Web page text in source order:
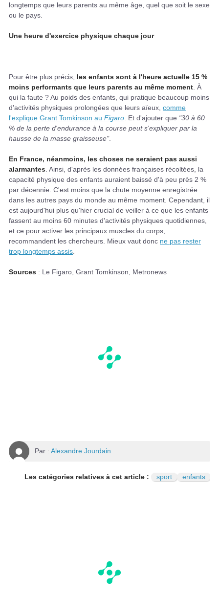
longtemps que leurs parents au même âge, quel que soit le sexe
ou le pays.
Une heure d'exercice physique chaque jour
Pour être plus précis, les enfants sont à l'heure actuelle 15 %
moins performants que leurs parents au même moment . À
qui la faute ? Au poids des enfants, qui pratique beaucoup moins
d'activités physiques prolongées que leurs aïeux, comme
l'explique Grant Tomkinson au Figaro . Et d'ajouter que "30 à 60
% de la perte d'endurance à la course peut s'expliquer par la
hausse de la masse graisseuse".
En France, néanmoins, les choses ne seraient pas aussi
alarmantes . Ainsi, d'après les données françaises récoltées, la
capacité physique des enfants auraient baissé d'à peu près 2 %
par décennie. C'est moins que la chute moyenne enregistrée
dans les autres pays du monde au même moment. Cependant, il
est aujourd'hui plus qu'hier crucial de veiller à ce que les enfants
fassent au moins 60 minutes d'activités physiques quotidiennes,
et ce pour activer les principaux muscles du corps,
recommandent les chercheurs. Mieux vaut donc ne pas rester
trop longtemps assis
Sources : Le Figaro, Grant Tomkinson, Metronews
Par : Alexandre Jourdain
Les catégories relatives à cet article : sport enfants